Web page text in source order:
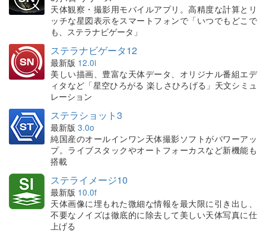
天体観察・撮影用モバイルアプリ。高精度な計算とリ
ッチな星図表示をスマートフォンで「いつでもどこで
も、ステラナビゲータ」
ステラナビゲータ12
最新版 12.0i
美しい描画、豊富な天体データ、オリジナル番組エデ
ィタなど「星空ひろがる 楽しさひろげる」天文シミュ
レーション
ステラショット3
最新版 3.0o
純国産のオールインワン天体撮影ソフトがパワーアッ
プ。ライブスタックやオートフォーカスなど新機能も
搭載
ステライメージ10
最新版 10.0f
天体画像に埋もれた微細な情報を最大限に引き出し、
不要なノイズは徹底的に除去して美しい天体写真に仕
上げる